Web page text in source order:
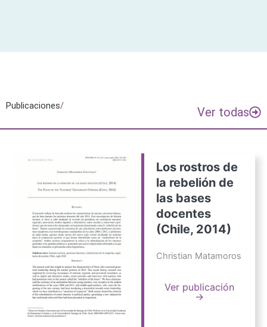
Publicaciones/ Ver todas
Los rostros de
la rebelión de
las bases
docentes
(Chile, 2014)
Christian Matamoros
Ver publicación
→